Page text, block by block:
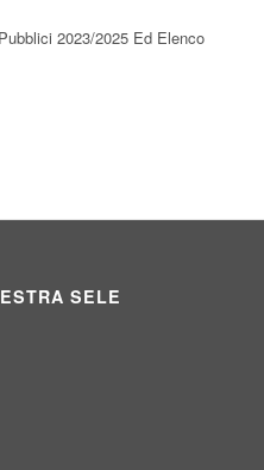
2023/2025 Ed Elenco
SELE